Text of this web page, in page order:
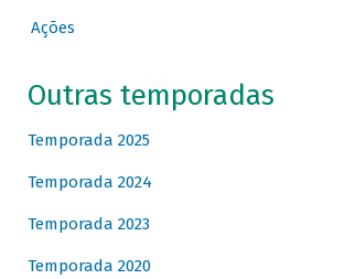
Ações
Outras temporadas
Temporada 2025
Temporada 2024
Temporada 2023
Temporada 2020